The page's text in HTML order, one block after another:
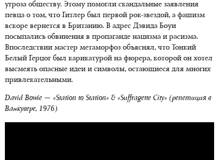
угроза обществу. Этому помогли скандальные заявления
певца о том, что Гитлер был первой рок-звездой, а фашизм
вскоре вернется в Британию. В адрес Дэвида Боуи
посыпались обвинения в пропаганде нацизма и расизма.
Впоследствии мастер метаморфоз объяснял, что Тонкий
Белый Герцог был карикатурой на фюрера, которой он хотел
высмеять опасные идеи и символы, остающиеся для многих
привлекательными.
David Bowie — «Station to Station» & «Suffragette City» (репетиция в
Ванкувере, 1976)